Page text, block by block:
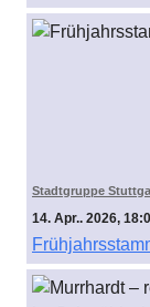
Stadtgruppe
14. Apr.. 2026,